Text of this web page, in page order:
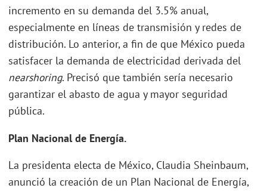
incremento en su demanda del 3.5% anual,
especialmente en líneas de transmisión y redes de
distribución. Lo anterior, a fin de que México pueda
satisfacer la demanda de electricidad derivada del
nearshoring. Precisó que también sería necesario
garantizar el abasto de agua y mayor seguridad
pública.
Plan Nacional de Energía.
La presidenta electa de México, Claudia Sheinbaum,
anunció la creación de un Plan Nacional de Energía,